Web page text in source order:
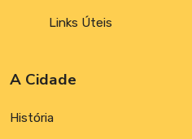
Links Úteis
A Cidade
História